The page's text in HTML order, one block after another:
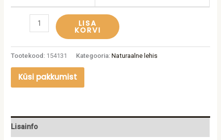
LISA
KORVI
Tootekood: 154131 Kategooria:Naturaalne lehis
Küsi pakkumist
Lisainfo